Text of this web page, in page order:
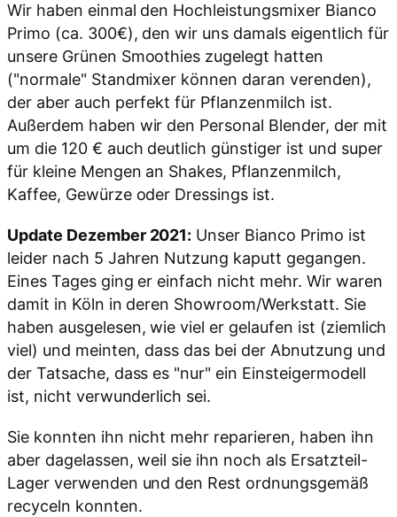
Wir haben einmal den Hochleistungsmixer Bianco
Primo (ca. 300€), den wir uns damals eigentlich für
unsere Grünen Smoothies zugelegt hatten
("normale" Standmixer können daran verenden),
der aber auch perfekt für Pflanzenmilch ist.
Außerdem haben wir den Personal Blender, der mit
um die 120 € auch deutlich günstiger ist und super
für kleine Mengen an Shakes, Pflanzenmilch,
Kaffee, Gewürze oder Dressings ist.
Update Dezember 2021: Unser Bianco Primo ist
leider nach 5 Jahren Nutzung kaputt gegangen.
Eines Tages ging er einfach nicht mehr. Wir waren
damit in Köln in deren Showroom/Werkstatt. Sie
haben ausgelesen, wie viel er gelaufen ist (ziemlich
viel) und meinten, dass das bei der Abnutzung und
der Tatsache, dass es "nur" ein Einsteigermodell
ist, nicht verwunderlich sei.
Sie konnten ihn nicht mehr reparieren, haben ihn
aber dagelassen, weil sie ihn noch als Ersatzteil-
Lager verwenden und den Rest ordnungsgemäß
recyceln konnten.